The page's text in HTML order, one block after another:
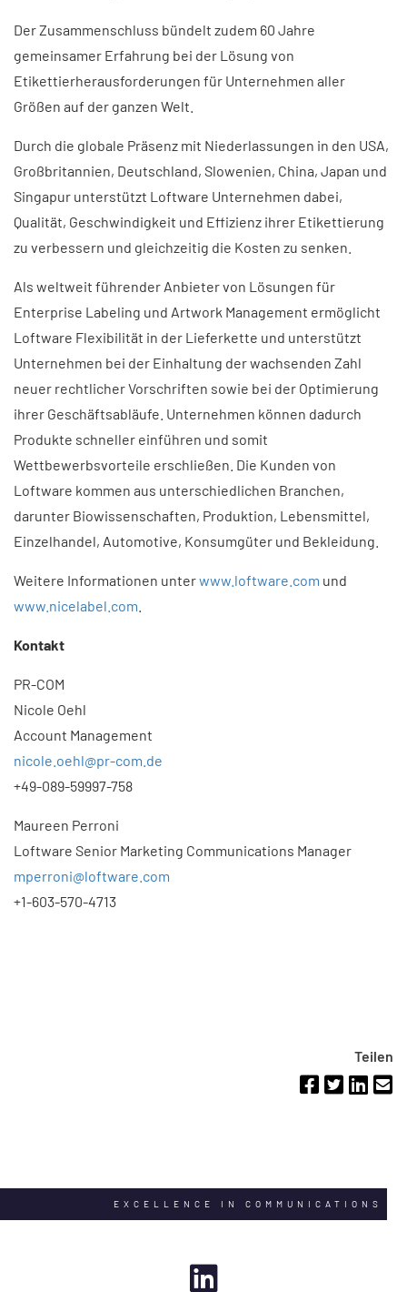
Der Zusammenschluss bündelt zudem 60 Jahre
gemeinsamer Erfahrung bei der Lösung von
Etikettierherausforderungen für Unternehmen aller
Größen auf der ganzen Welt.
Durch die globale Präsenz mit Niederlassungen in den USA,
Großbritannien, Deutschland, Slowenien, China, Japan und
Singapur unterstützt Loftware Unternehmen dabei,
Qualität, Geschwindigkeit und Effizienz ihrer Etikettierung
zu verbessern und gleichzeitig die Kosten zu senken.
Als weltweit führender Anbieter von Lösungen für
Enterprise Labeling und Artwork Management ermöglicht
Loftware Flexibilität in der Lieferkette und unterstützt
Unternehmen bei der Einhaltung der wachsenden Zahl
neuer rechtlicher Vorschriften sowie bei der Optimierung
ihrer Geschäftsabläufe. Unternehmen können dadurch
Produkte schneller einführen und somit
Wettbewerbsvorteile erschließen. Die Kunden von
Loftware kommen aus unterschiedlichen Branchen,
darunter Biowissenschaften, Produktion, Lebensmittel,
Einzelhandel, Automotive, Konsumgüter und Bekleidung.
Weitere Informationen unterwww.loftware.com und
www.nicelabel.com
Kontakt
PR-COM
Nicole Oehl
Account Management
nicole.oehl@pr-com.de
+49-089-59997-758
Maureen Perroni
Loftware Senior Marketing Communications Manager
mperroni@loftware.com
+1-603-570-4713
Teilen
EXCELLENCE IN COMMUNICATIONS